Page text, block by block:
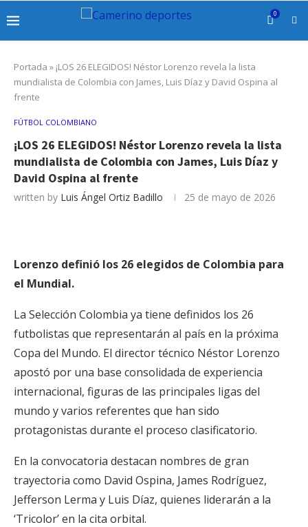
0
Portada » ¡LOS 26 ELEGIDOS! Néstor Lorenzo revela la lista
mundialista de Colombia con James, Luis Díaz y David Ospina al
frente
FÚTBOL COLOMBIANO
¡LOS 26 ELEGIDOS! Néstor Lorenzo revela la lista
mundialista de Colombia con James, Luis Díaz y
David Ospina al frente
written by Luis Ángel Ortiz Badillo 25 de mayo de 2026
Lorenzo definió los 26 elegidos de Colombia para
el Mundial.
La Selección Colombia ya tiene definidos los 26
futbolistas que representarán al país en la próxima
Copa del Mundo. El director técnico Néstor Lorenzo
apostó por una base consolidada de experiencia
internacional, figuras de las principales ligas del
mundo y varios referentes que han sido
protagonistas durante el proceso clasificatorio.
En la convocatoria destacan nombres de gran
trayectoria como David Ospina, James Rodríguez,
Jefferson Lerma y Luis Díaz, quienes liderarán a la
‘Tricolor’ en la cita orbital.